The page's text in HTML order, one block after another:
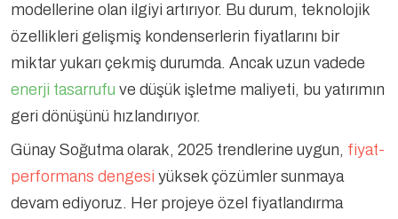
modellerine olan ilgiyi artırıyor. Bu durum, teknolojik
özellikleri gelişmiş kondenserlerin fiyatlarını bir
miktar yukarı çekmiş durumda. Ancak uzun vadede
enerji tasarrufu ve düşük işletme maliyeti, bu yatırımın
geri dönüşünü hızlandırıyor.
Günay Soğutma olarak, 2025 trendlerine uygun, fiyat-
performans dengesi yüksek çözümler sunmaya
devam ediyoruz. Her projeye özel fiyatlandırma